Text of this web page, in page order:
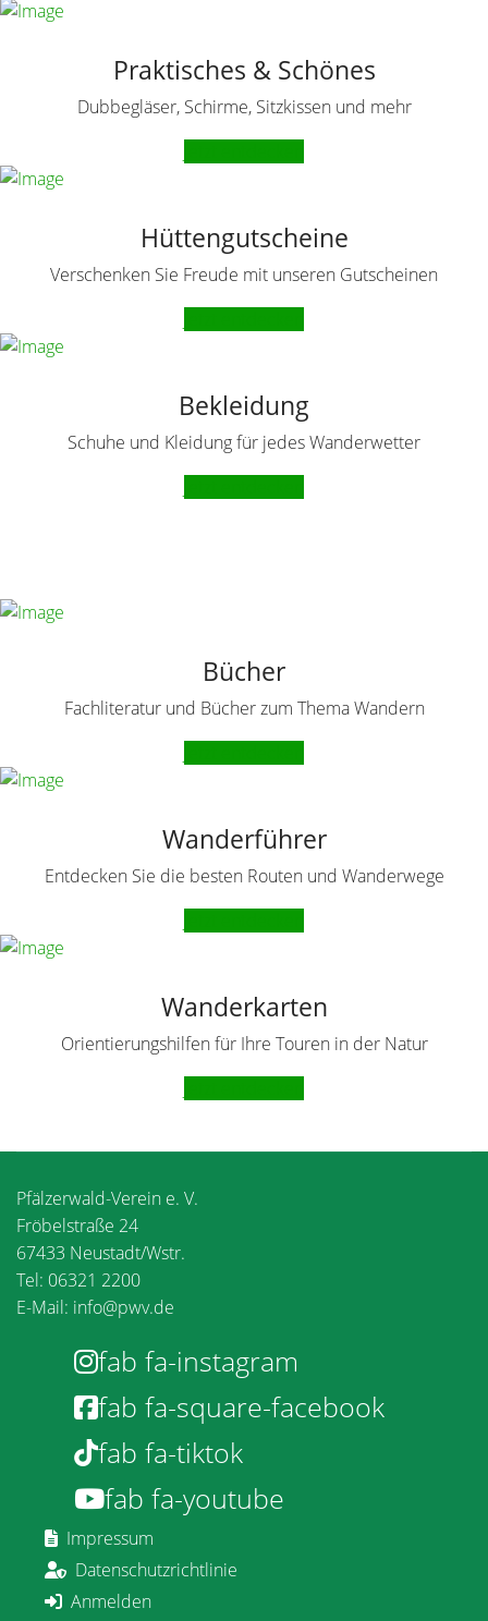
Praktisches & Schönes
Dubbegläser, Schirme, Sitzkissen und mehr
Hüttengutscheine
Verschenken Sie Freude mit unseren Gutscheinen
Bekleidung
Schuhe und Kleidung für jedes Wanderwetter
Bücher
Fachliteratur und Bücher zum Thema Wandern
Wanderführer
Entdecken Sie die besten Routen und Wanderwege
Wanderkarten
Orientierungshilfen für Ihre Touren in der Natur
Pfälzerwald-Verein e. V.
Fröbelstraße 24
67433 Neustadt/Wstr.
Tel: 06321 2200
E-Mail: info@pwv.de
fab fa-instagram
fab fa-square-facebook
fab fa-tiktok
fab fa-youtube
Impressum
Datenschutzrichtlinie
Anmelden